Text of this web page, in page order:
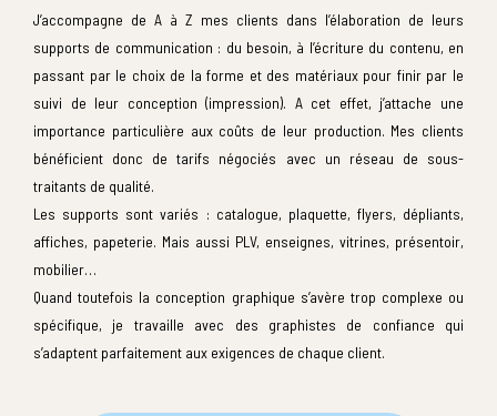
J’accompagne de A à Z mes clients dans l’élaboration de leurs
supports de communication : du besoin, à l’écriture du contenu, en
passant par le choix de la forme et des matériaux pour finir par le
suivi de leur conception (impression). A cet effet, j’attache une
importance particulière aux coûts de leur production. Mes clients
bénéficient donc de tarifs négociés avec un réseau de sous-
traitants de qualité.
Les supports sont variés : catalogue, plaquette, flyers, dépliants,
affiches, papeterie. Mais aussi PLV, enseignes, vitrines, présentoir,
mobilier…
Quand toutefois la conception graphique s’avère trop complexe ou
spécifique, je travaille avec des graphistes de confiance qui
s’adaptent parfaitement aux exigences de chaque client.